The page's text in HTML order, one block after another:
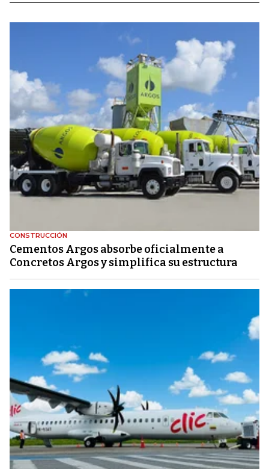
CONSTRUCCIÓN
Cementos Argos absorbe oficialmente a
Concretos Argos y simplifica su estructura